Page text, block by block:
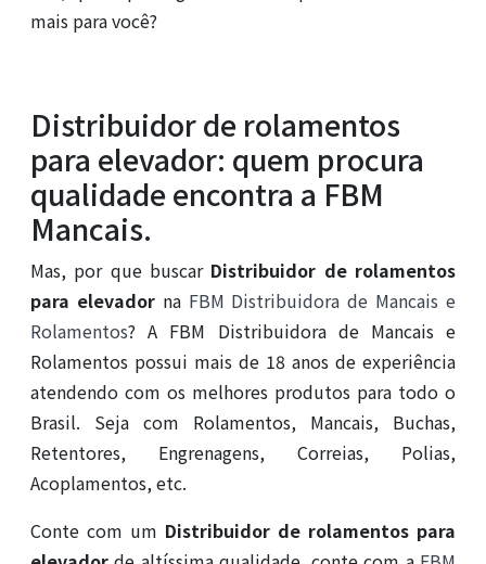
mais para você?
Distribuidor de rolamentos
para elevador: quem procura
qualidade encontra a FBM
Mancais.
Mas, por que buscar Distribuidor de rolamentos
para elevadorna FBM Distribuidora de Mancais e
Rolamentos? A FBM Distribuidora de Mancais e
Rolamentos possui mais de 18 anos de experiência
atendendo com os melhores produtos para todo o
Brasil. Seja com Rolamentos, Mancais, Buchas,
Retentores, Engrenagens, Correias, Polias,
Acoplamentos, etc.
Conte com um Distribuidor de rolamentos para